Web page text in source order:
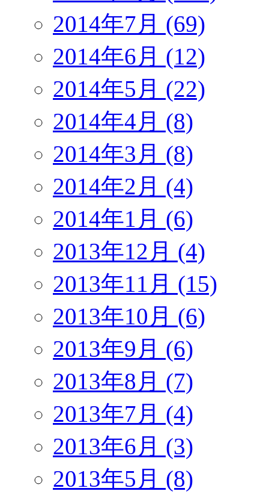
2014年7月 (69)
2014年6月 (12)
2014年5月 (22)
2014年4月 (8)
2014年3月 (8)
2014年2月 (4)
2014年1月 (6)
2013年12月 (4)
2013年11月 (15)
2013年10月 (6)
2013年9月 (6)
2013年8月 (7)
2013年7月 (4)
2013年6月 (3)
2013年5月 (8)